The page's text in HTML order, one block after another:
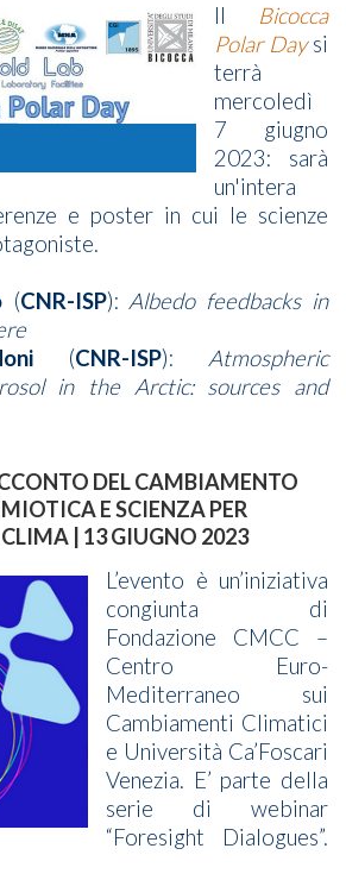
Il Bicocca
Polar Day si
terrà
mercoledì
7 giugno
2023: sarà
un'intera
e poster in cui le scienze
(CNR-ISP): Albedo feedbacks in
(CNR-ISP): Atmospheric
in the Arctic: sources and
DEL CAMBIAMENTO
E SCIENZA PER
| 13 GIUGNO 2023
L’evento è un’iniziativa
congiunta di
Fondazione CMCC –
Centro Euro-
Mediterraneo sui
Cambiamenti Climatici
e Università Ca’Foscari
Venezia. E’ parte della
serie di webinar
“Foresight Dialogues”.